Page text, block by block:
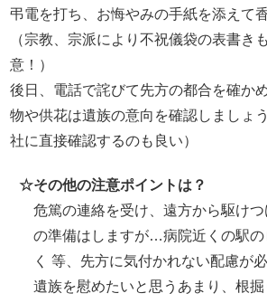
弔電を打ち、お悔やみの手紙を添えて
（宗教、宗派により不祝儀袋の表書き
意！）
後日、電話で詫びて先方の都合を確か
物や供花は遺族の意向を確認しましょ
社に直接確認するのも良い）
☆その他の注意ポイントは？
危篤の連絡を受け、遠方から駆け
の準備はしますが…病院近くの駅の
く 等、先方に気付かれない配慮が必
遺族を慰めたいと思うあまり、根